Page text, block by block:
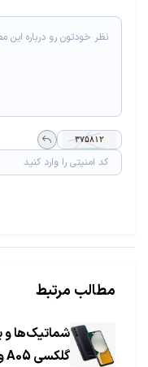
مطالب مرتبط
شماتیک‌ها
گلکسی A05 و A05s فاش شدند